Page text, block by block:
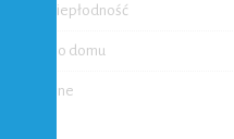
Niepłodność
Do domu
Inne